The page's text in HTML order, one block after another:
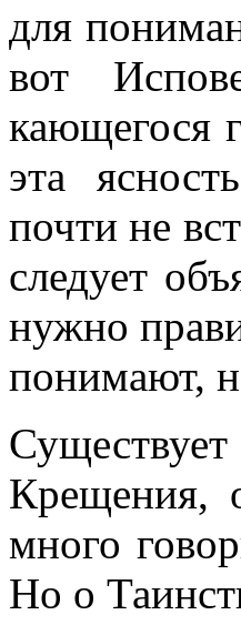
для
вот
кающегося
эта
почти не
следует
нужно
понимают,
Крещения,
много
Но о